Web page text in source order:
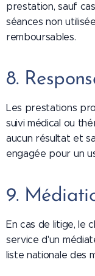
prestation, sauf
séances non
remboursables.
8.
Les prestations
suivi médical ou
aucun résultat et
engagée pour un
9.
En cas de litige, le
service d'un
liste nationale des